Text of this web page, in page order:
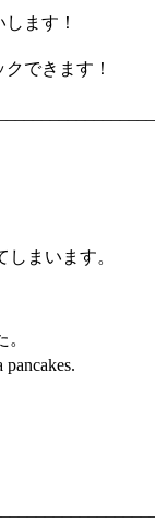
ます！
できます！
まいます。